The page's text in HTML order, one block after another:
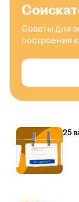
Советы для
построения
25